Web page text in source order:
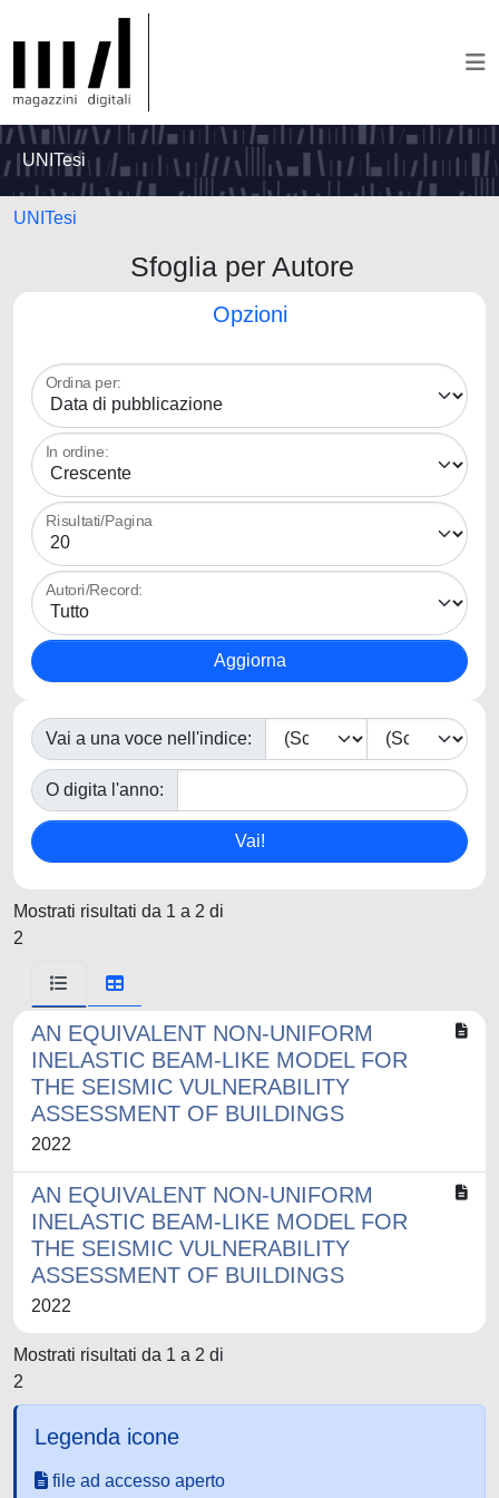
UNITesi
UNITesi
Sfoglia per Autore
Opzioni
Ordina per:
In ordine:
Risultati/Pagina
Autori/Record:
Vai a una voce nell'indice:
O digita l'anno:
Mostrati risultati da 1 a 2 di
2
AN EQUIVALENT NON-UNIFORM
INELASTIC BEAM-LIKE MODEL FOR
THE SEISMIC VULNERABILITY
ASSESSMENT OF BUILDINGS
2022
AN EQUIVALENT NON-UNIFORM
INELASTIC BEAM-LIKE MODEL FOR
THE SEISMIC VULNERABILITY
ASSESSMENT OF BUILDINGS
2022
Mostrati risultati da 1 a 2 di
2
Legenda icone
file ad accesso aperto